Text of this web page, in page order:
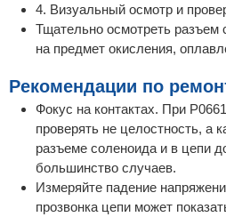
4. Визуальный осмотр и
Тщательно осмотреть разъем
на предмет окисления,
Рекомендации по
Фокус на контактах. При
проверять не целостность, а
разъеме соленоида и в цепи
большинство случаев.
Измеряйте падение
прозвонка цепи может